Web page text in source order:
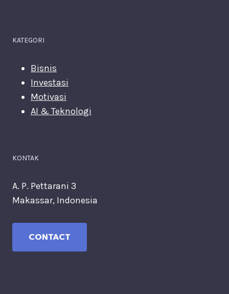
KATEGORI
Bisnis
Investasi
Motivasi
AI & Teknologi
KONTAK
A. P. Pettarani 3
Makassar, Indonesia
CONTACT